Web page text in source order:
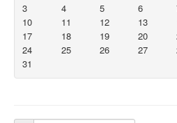
3
4 5 6
10
11 12 13
17
18 19 20
24
25 26 27
31